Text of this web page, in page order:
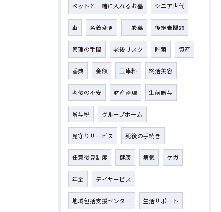
ペットと一緒に入れるお墓 シニア世代
車 名義変更 一般墓 後継者問題
管理の手間 老後リスク 貯蓄 資産
香典 金額 玉串料 終活美容
老後の不安 財産整理 生前贈与
贈与税 グループホーム
見守りサービス 死後の手続き
任意後見制度 健康 病気 ケガ
年金 デイサービス
地域包括支援センター 生活サポート